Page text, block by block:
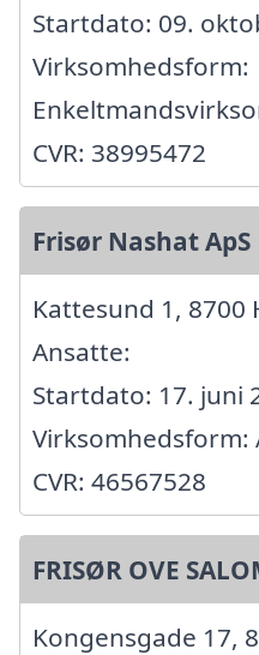
Startdato: 09.
Virksomhedsform:
CVR: 38995472
Frisør Nashat ApS
Kattesund 1, 8700
Ansatte:
Startdato: 17. juni
Virksomhedsform:
CVR: 46567528
FRISØR OVE
Kongensgade 17,